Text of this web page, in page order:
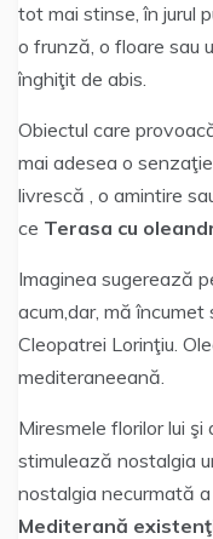
tot mai stinse, în jurul
o frunză, o floare sau
înghiţit de abis.
Obiectul care
mai adesea o
livrescă , o amintire
ce Terasa cu
Imaginea sugerează
acum,dar, mă
Cleopatrei Lorinţiu.
mediteraneeană.
Miresmele florilor lui
stimulează nostalgia
nostalgia necurmată
Mediterană